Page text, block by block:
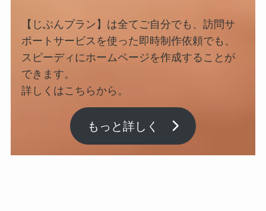
【じぶんプラン】は全てご自分でも、訪問サ
ポートサービスを使った即時制作依頼でも、
スピーディにホームページを作成することが
できます。
詳しくはこちらから。
もっと詳しく